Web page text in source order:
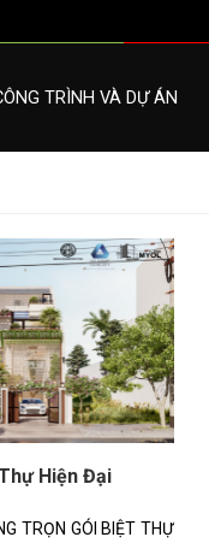
TRÌNH VÀ DỰ ÁN
Hiện Đại
TRỌN GÓI BIỆT THỰ